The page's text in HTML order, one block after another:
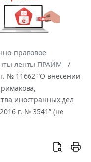
правовое
ленты ПРАЙМ
№ 11662 “О внесении
иностранных дел
г. № 3541” (не